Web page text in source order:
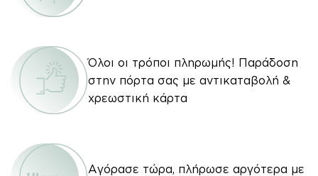
Όλοι οι τρόποι πληρωμής! Παράδοση
στην πόρτα σας με αντικαταβολή &
χρεωστική κάρτα
Αγόρασε τώρα, πλήρωσε αργότερα με